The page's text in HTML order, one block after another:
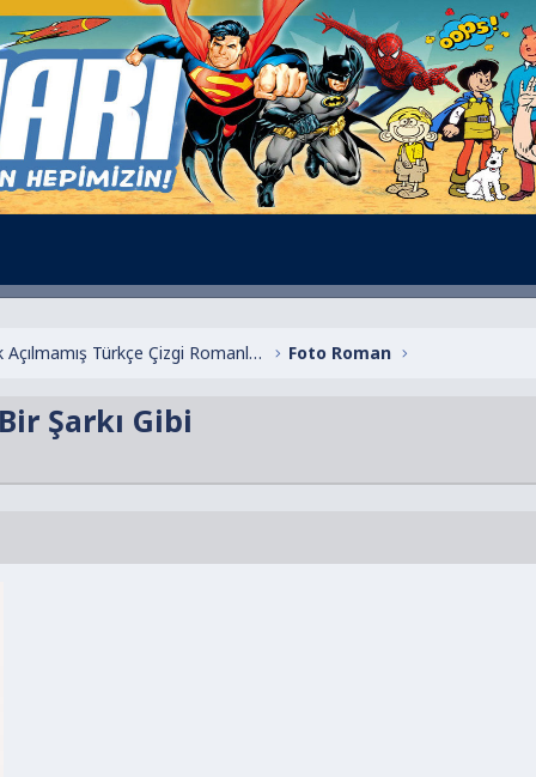
Henüz Başlık Açılmamış Türkçe Çizgi Romanlar Foto Roman
Şarkı Gibi